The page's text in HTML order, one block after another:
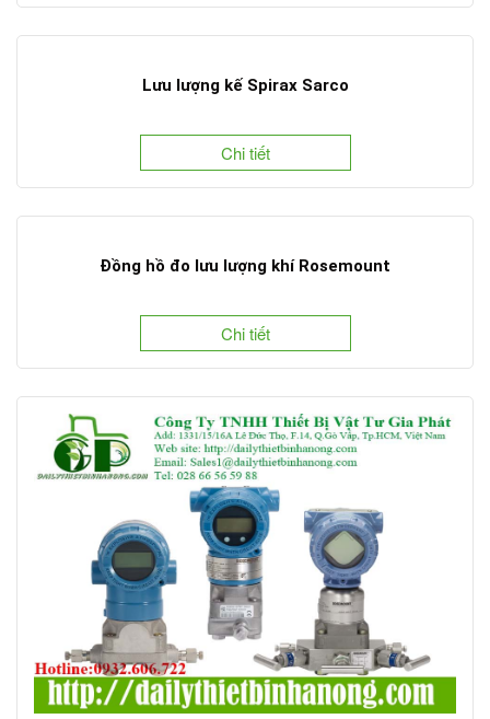
Lưu lượng kế Spirax Sarco
Chi tiết
Đồng hồ đo lưu lượng khí Rosemount
Chi tiết